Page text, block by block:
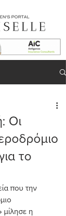
Οι
το
που την
μίλησε η